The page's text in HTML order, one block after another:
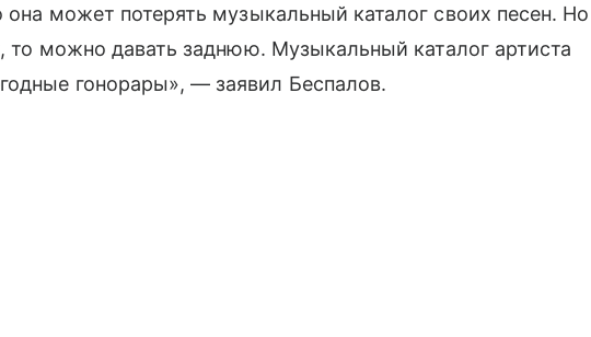
она может потерять музыкальный каталог своих песен. Но
то можно давать заднюю. Музыкальный каталог артиста
гонорары», — заявил Беспалов.